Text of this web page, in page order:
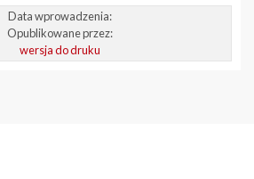
Data wprowadzenia:
Opublikowane przez:
wersja do druku